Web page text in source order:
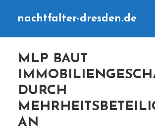
nachtfalter-dresden.de
MLP BAUT
DURCH
AN